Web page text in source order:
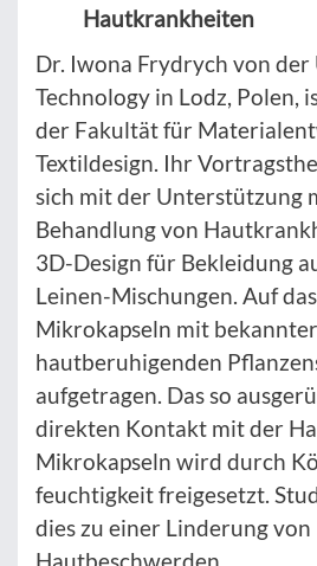
Hautkrankheiten
Dr. Iwona Frydrych von
Technology in Lodz, Polen,
der Fakultät für
Textildesign. Ihr
sich mit der Unterstützung
Behandlung von
3D-Design für Bekleidung
Leinen-Mischungen. Auf
Mikrokapseln mit
hautberuhigenden
aufgetragen. Das so
direkten Kontakt mit der
Mikrokapseln wird durch
feuchtigkeit freigesetzt.
dies zu einer Linderung von
Hautbeschwerden.